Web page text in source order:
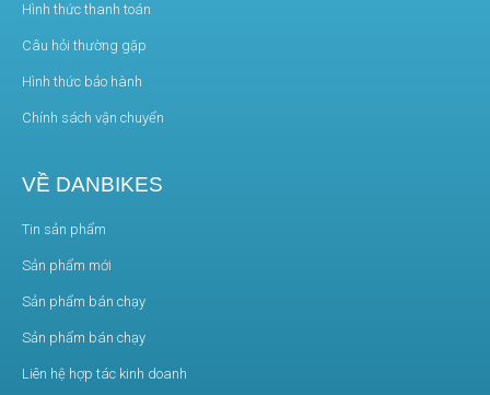
Hình thức thanh toán
Câu hỏi thường gặp
Hình thức bảo hành
Chính sách vận chuyển
VỀ DANBIKES
Tin sản phẩm
Sản phẩm mới
Sản phẩm bán chạy
Sản phẩm bán chạy
Liên hệ hợp tác kinh doanh